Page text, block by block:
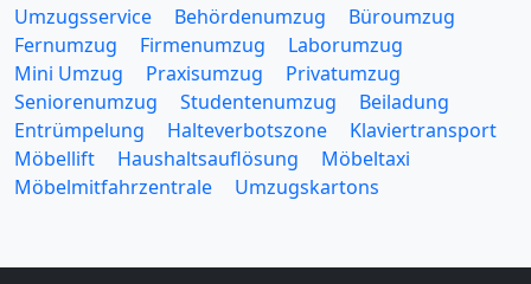
Umzugsservice Behördenumzug
Büroumzug
Fernumzug
Firmenumzug
Laborumzug
Mini Umzug
Praxisumzug
Privatumzug
Seniorenumzug
Studentenumzug
Beiladung
Entrümpelung
Halteverbotszone
Klaviertransport
Möbellift
Haushaltsauflösung
Möbeltaxi
Möbelmitfahrzentrale
Umzugskartons